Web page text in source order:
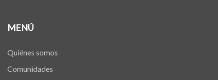
MENÚ
Quiénes somos
Comunidades